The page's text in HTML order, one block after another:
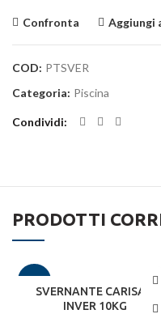
Confronta Aggiungi
COD: PTSVER
Categoria: Piscina
Condividi
PRODOTTI
SVERNANTE CARISAN
INVER 10KG